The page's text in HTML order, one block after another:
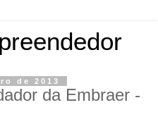
de 2013
da Embraer -